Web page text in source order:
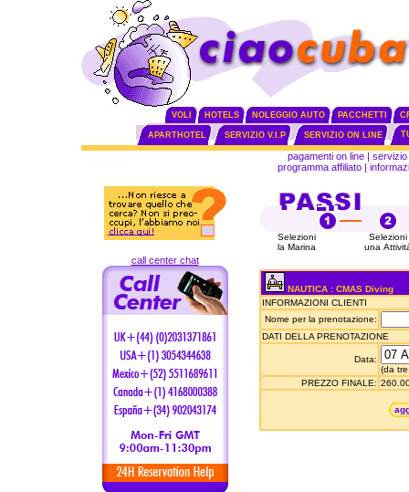
VOLI HOTELS NOLEGGIO AUTO PACCHETTI
APARTHOTEL SERVIZIO V.I.P SERVIZIO ON LINE
call center chat
pagamenti on line | servizio
programma affiliato|
Selezioni
la Marina
Selezioni
una
NAUTICA : CMAS Diving
INFORMAZIONI CLIENTI
Nome per la prenotazione:
DATI DELLA PRENOTAZIONE
Data:
(da
PREZZO FINALE: